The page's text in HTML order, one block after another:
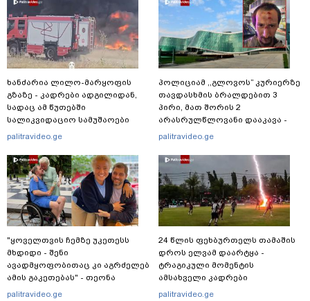
ხანძარია ლილო-მარყოფის
გზაზე - კადრები ადგილიდან,
სადაც ამ წუთებში
სალიკვიდაციო სამუშაოები
მიმდინარეობს
palitravideo.ge
"ყოველთვის ჩემზე უკეთესს
მხდიდი - შენი
ავადმყოფობითაც კი აგრძელებ
ამის გაკეთებას" - თეონა
კონტრიძე მეუღლეს ემოციურ
palitravideo.ge
პოლიციამ ,,გლოვოს” კურიერზე
თავდასხმის ბრალდებით 3
პირი, მათ შორის 2
არასრულწლოვანი დააკავა -
შსს ინფორმაციას ავრცელებს
palitravideo.ge
24 წლის ფეხბურთელს თამაშის
დროს ელვამ დაარტყა -
ტრაგიკული მომენტის
ამსახველი კადრები
ტაილანდიდან მედიაში
palitravideo.ge